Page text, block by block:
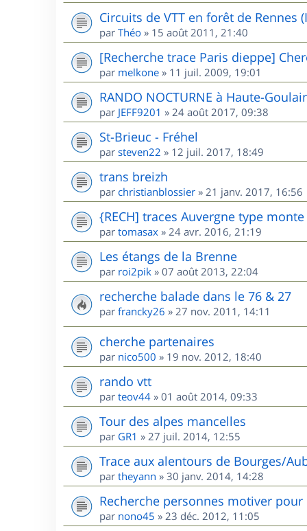
Circuits de VTT en forêt de Rennes
par Théo » 15 août 2011, 21:40
[Recherche trace Paris dieppe]
par melkone » 11 juil. 2009, 19:01
RANDO NOCTURNE à Haute-
par JEFF9201 » 24 août 2017, 09:38
St-Brieuc - Fréhel
par steven22 » 12 juil. 2017, 18:49
trans breizh
par christianblossier » 21 janv. 2017, 16:56
{RECH] traces Auvergne type
par tomasax » 24 avr. 2016, 21:19
Les étangs de la Brenne
par roi2pik » 07 août 2013, 22:04
recherche balade dans le 76 & 27
par francky26 » 27 nov. 2011, 14:11
cherche partenaires
par nico500 » 19 nov. 2012, 18:40
rando vtt
par teov44 » 01 août 2014, 09:33
Tour des alpes mancelles
par GR1 » 27 juil. 2014, 12:55
Trace aux alentours de Bourges/
par theyann » 30 janv. 2014, 14:28
Recherche personnes motiver
par nono45 » 23 déc. 2012, 11:05